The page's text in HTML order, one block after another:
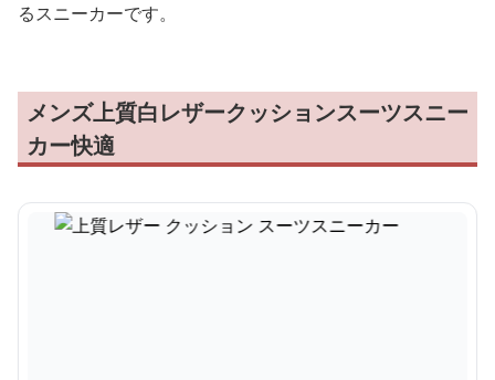
るスニーカーです。
メンズ上質白レザークッションスーツスニー
カー快適